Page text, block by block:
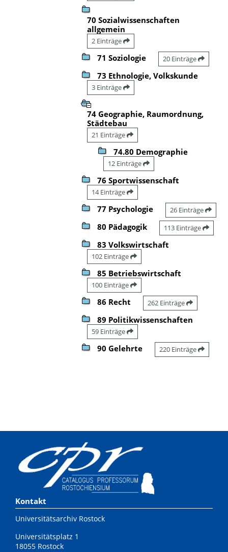
70 Sozialwissenschaften
allgemein
2 Einträge
71 Soziologie 20 Einträge
73 Ethnologie, Volkskunde
3 Einträge
74 Geographie, Raumordnung,
Städtebau
21 Einträge
74.80 Demographie
12 Einträge
76 Sportwissenschaft
14 Einträge
77 Psychologie 26 Einträge
80 Pädagogik 113 Einträge
83 Volkswirtschaft
102 Einträge
85 Betriebswirtschaft
100 Einträge
86 Recht 262 Einträge
89 Politikwissenschaften
59 Einträge
90 Gelehrte 220 Einträge
Kontakt
Universitätsarchiv Rostock
Universitätsplatz 1
18055 Rostock